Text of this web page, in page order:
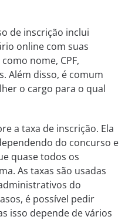
de inscrição inclui
online com suas
nome, CPF,
Além disso, é comum
o cargo para o qual
a taxa de inscrição. Ela
do concurso e
quase todos os
As taxas são usadas
do
é possível pedir
isso depende de vários